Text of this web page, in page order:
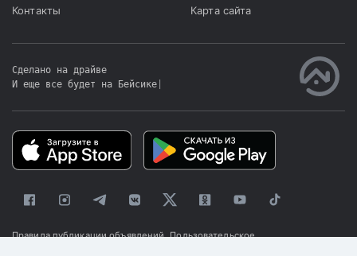
Контакты
Карта сайта
Сделано на драйве
И еще все будет на Бейсике
Правила публикации объявлений Пользовательское